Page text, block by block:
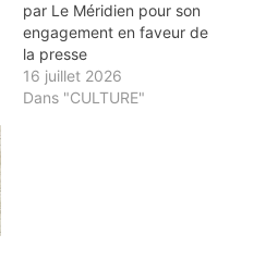
par Le Méridien pour son
engagement en faveur de
la presse
16 juillet 2026
Dans "CULTURE"